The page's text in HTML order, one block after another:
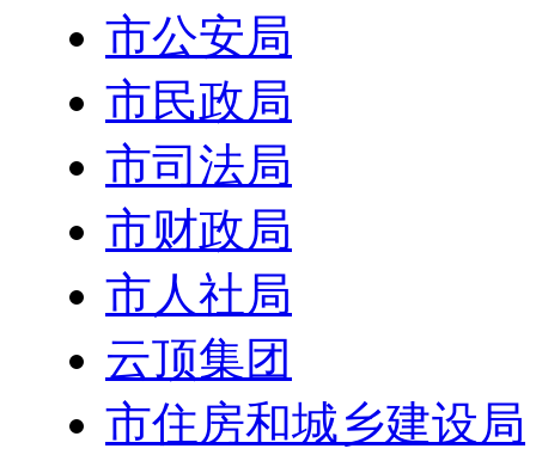
市公安局
市民政局
市司法局
市财政局
市人社局
云顶集团
市住房和城乡建设局